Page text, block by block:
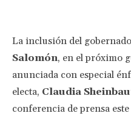
La inclusión del
Salomón, en el próximo
anunciada con especial
electa, Claudia
conferencia de prensa